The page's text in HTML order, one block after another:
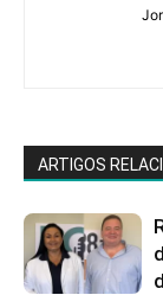
ARTIGOS